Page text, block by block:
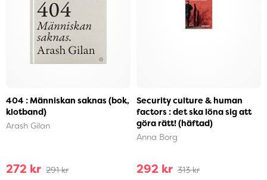
404 : Människan saknas (bok,
klotband)
Arash Gilan
272 kr 291 kr
Security culture & human
factors : det ska löna sig att
göra rätt! (häftad)
Anna Borg
292 kr 313 kr